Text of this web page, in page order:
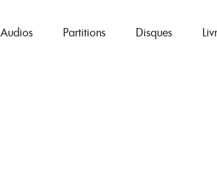
Audios Partitions Disques